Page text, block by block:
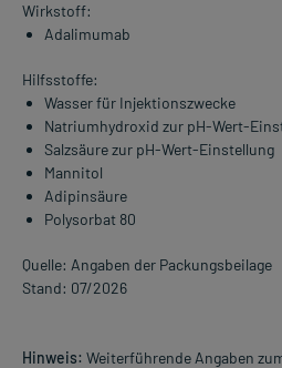
Wirkstoff:
Adalimumab
Hilfsstoffe:
Wasser für Injektionszwecke
Natriumhydroxid zur pH-Wert-
Salzsäure zur pH-Wert-Einstellung
Mannitol
Adipinsäure
Polysorbat 80
Quelle: Angaben der Packungsbeilage
Stand: 07/2026
Hinweis: Weiterführende Angaben